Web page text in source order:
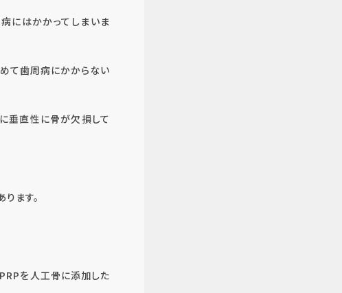
にはかかってしまいま
て歯周病にかからない
垂直性に骨が欠損して
ます。
を人工骨に添加した